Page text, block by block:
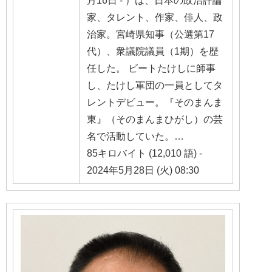
家、タレント、作家、俳人、政
治家。宮崎県知事（公選第17
代）、衆議院議員（1期）を歴
任した。 ビートたけしに師事
し、たけし軍団の一員としてタ
レントデビュー。『そのまんま
東』（そのまんまひがし）の芸
名で活動していた。…
85キロバイト (12,010 語) -
2024年5月28日 (火) 08:30